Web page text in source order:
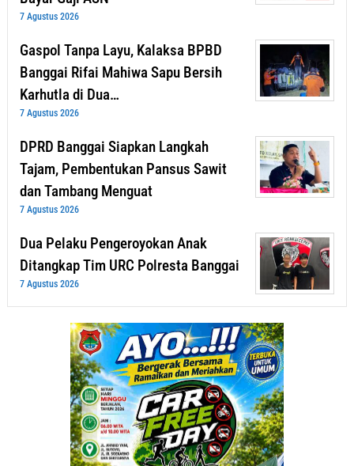
7 Agustus 2026
Gaspol Tanpa Layu, Kalaksa BPBD
Banggai Rifai Mahiwa Sapu Bersih
Karhutla di Dua…
7 Agustus 2026
DPRD Banggai Siapkan Langkah
Tajam, Pembentukan Pansus Sawit
dan Tambang Menguat
7 Agustus 2026
Dua Pelaku Pengeroyokan Anak
Ditangkap Tim URC Polresta Banggai
7 Agustus 2026